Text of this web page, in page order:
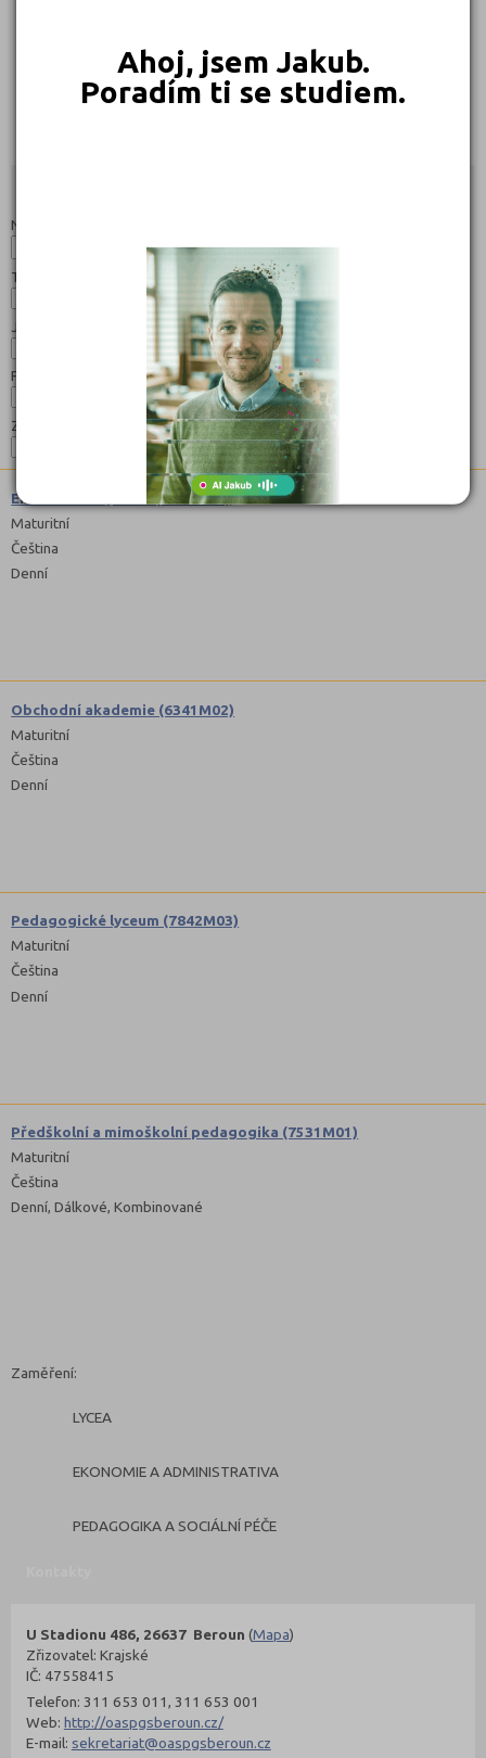
Ahoj, jsem Jakub.
Poradím ti se studiem.
Název:
Typ:
Jazyk:
Forma:
Zaměření:
Ekonomické lyceum (7842M02)
Maturitní
Čeština
Denní
Obchodní akademie (6341M02)
Maturitní
Čeština
Denní
Pedagogické lyceum (7842M03)
Maturitní
Čeština
Denní
Předškolní a mimoškolní pedagogika (7531M01)
Maturitní
Čeština
Denní, Dálkové, Kombinované
Zaměření:
LYCEA
EKONOMIE A ADMINISTRATIVA
PEDAGOGIKA A SOCIÁLNÍ PÉČE
U Stadionu 486, 26637 Beroun (Mapa)
Zřizovatel: Krajské
IČ: 47558415
Telefon: 311 653 011, 311 653 001
Web: http://oaspgsberoun.cz/
E-mail: sekretariat@oaspgsberoun.cz